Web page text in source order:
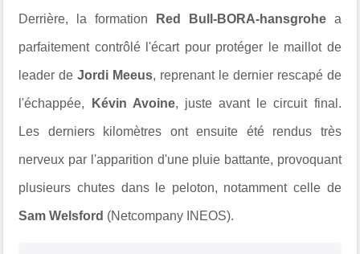
Derrière, la formation Red Bull-BORA-hansgrohea
parfaitement contrôlé l'écart pour protéger le maillot de
leader deJordi Meeus, reprenant le dernier rescapé de
l'échappée, Kévin Avoine, juste avant le circuit final.
Les derniers kilomètres ont ensuite été rendus très
nerveux par l'apparition d'une pluie battante, provoquant
plusieurs chutes dans le peloton, notamment celle de
Sam Welsford (Netcompany INEOS).